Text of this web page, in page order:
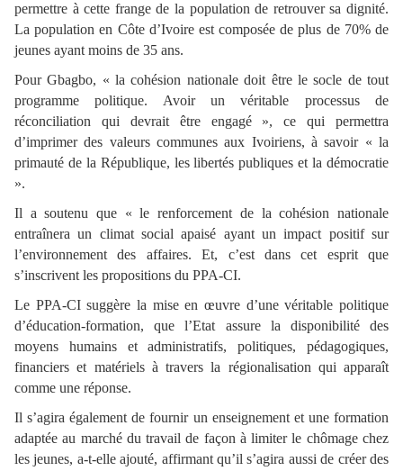
permettre à cette frange de la population de retrouver sa dignité.
La population en Côte d’Ivoire est composée de plus de 70% de
jeunes ayant moins de 35 ans.
Pour Gbagbo, « la cohésion nationale doit être le socle de tout
programme politique. Avoir un véritable processus de
réconciliation qui devrait être engagé », ce qui permettra
d’imprimer des valeurs communes aux Ivoiriens, à savoir « la
primauté de la République, les libertés publiques et la démocratie
».
Il a soutenu que « le renforcement de la cohésion nationale
entraînera un climat social apaisé ayant un impact positif sur
l’environnement des affaires. Et, c’est dans cet esprit que
s’inscrivent les propositions du PPA-CI.
Le PPA-CI suggère la mise en œuvre d’une véritable politique
d’éducation-formation, que l’Etat assure la disponibilité des
moyens humains et administratifs, politiques, pédagogiques,
financiers et matériels à travers la régionalisation qui apparaît
comme une réponse.
Il s’agira également de fournir un enseignement et une formation
adaptée au marché du travail de façon à limiter le chômage chez
les jeunes, a-t-elle ajouté, affirmant qu’il s’agira aussi de créer des